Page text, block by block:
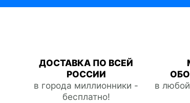
ДОСТАВКА ПО ВСЕЙ
РОССИИ
в города миллионники -
бесплатно!
в